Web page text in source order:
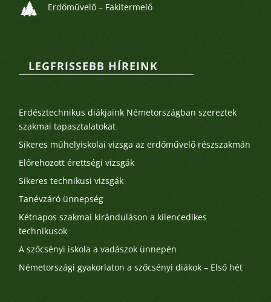
Erdőművelő – Fakitermelő
LEGFRISSEBB HÍREINK
Erdésztechnikus diákjaink Németországban szereztek
szakmai tapasztalatokat
Sikeres műhelyiskolai vizsga az erdőművelő részszakmán
Előrehozott érettségi vizsgák
Sikeres technikusi vizsgák
Tanévzáró ünnepség
Kétnapos szakmai kiránduláson a kilencedikes
technikusok
A szőcsényi iskola a vadászok ünnepén
Németországi gyakorlaton a szőcsényi diákok – Első hét